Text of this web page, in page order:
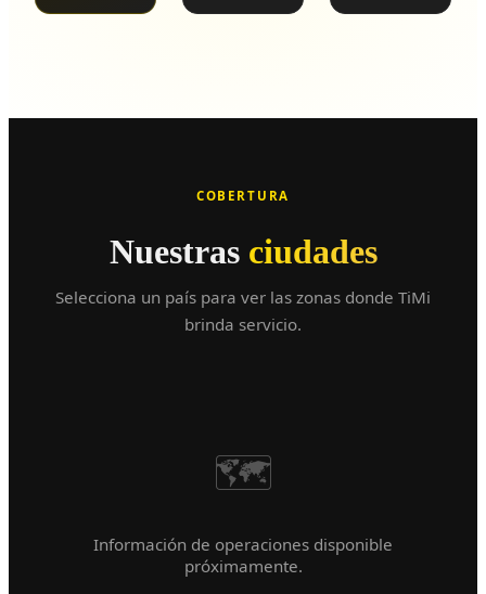
COBERTURA
Nuestras ciudades
Selecciona un país para ver las zonas donde TiMi
brinda servicio.
🗺️
Información de operaciones disponible
próximamente.